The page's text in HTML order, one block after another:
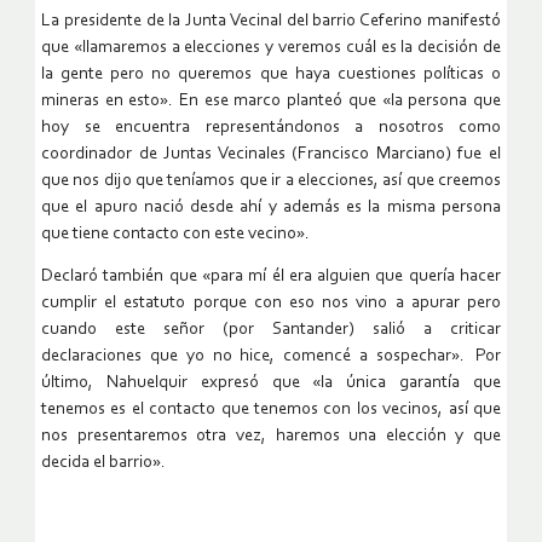
La presidente de la Junta Vecinal del barrio Ceferino manifestó
que «llamaremos a elecciones y veremos cuál es la decisión de
la gente pero no queremos que haya cuestiones políticas o
mineras en esto». En ese marco planteó que «la persona que
hoy se encuentra representándonos a nosotros como
coordinador de Juntas Vecinales (Francisco Marciano) fue el
que nos dijo que teníamos que ir a elecciones, así que creemos
que el apuro nació desde ahí y además es la misma persona
que tiene contacto con este vecino».
Declaró también que «para mí él era alguien que quería hacer
cumplir el estatuto porque con eso nos vino a apurar pero
cuando este señor (por Santander) salió a criticar
declaraciones que yo no hice, comencé a sospechar». Por
último, Nahuelquir expresó que «la única garantía que
tenemos es el contacto que tenemos con los vecinos, así que
nos presentaremos otra vez, haremos una elección y que
decida el barrio».